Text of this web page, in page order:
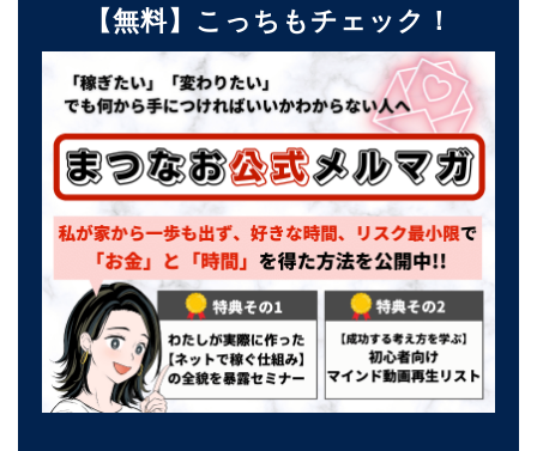
【無料】こっちもチェック！